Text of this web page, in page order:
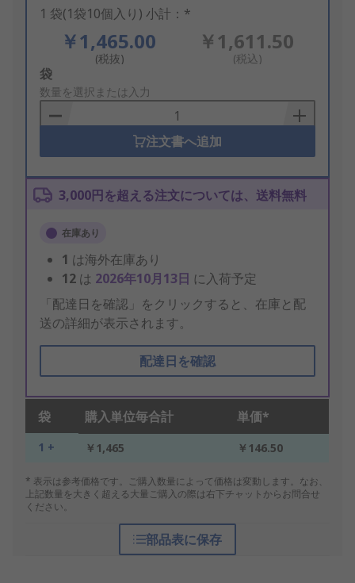
1 袋(1袋10個入り) 小計：*
￥1,465.00
(税抜)
￥1,611.50
(税込)
Add
to
Basket
袋
数量を選択または入力
注文書へ追加
3,000円を超える注文については、送料無料
在庫あり
1 は海外在庫あり
12 は 2026年10月13日 に入荷予定
「配達日を確認」をクリックすると、在庫と配
送の詳細が表示されます。
配達日を確認
袋 購入単位毎合計 単価*
1 + ￥1,465 ￥146.50
* 表示は参考価格です。ご購入数量によって価格は変動します。なお、
上記数量を大きく超える大量ご購入の際は右下チャットからお問合せ
ください。
部品表に保存